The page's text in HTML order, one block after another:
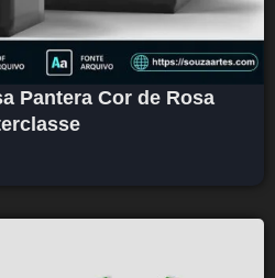
Pantera Cor de Rosa